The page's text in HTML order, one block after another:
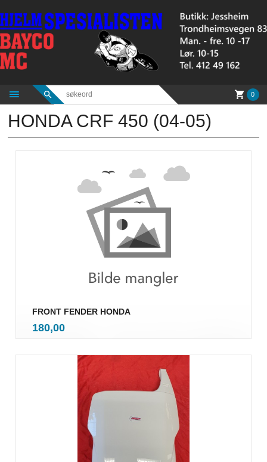
til
innholdet
0
HONDA CRF 450 (04-05)
FRONT FENDER HONDA
Pris
180,00mva.